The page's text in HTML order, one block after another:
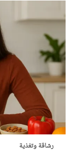
رشاقة وتغذية